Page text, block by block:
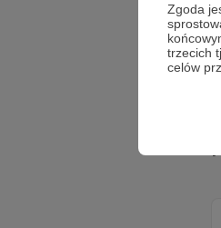
Zgoda
trzecich
celów